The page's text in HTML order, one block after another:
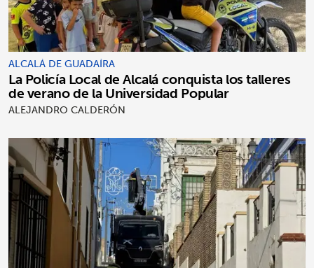
ALCALÁ DE GUADAÍRA
La Policía Local de Alcalá conquista los talleres
de verano de la Universidad Popular
ALEJANDRO CALDERÓN